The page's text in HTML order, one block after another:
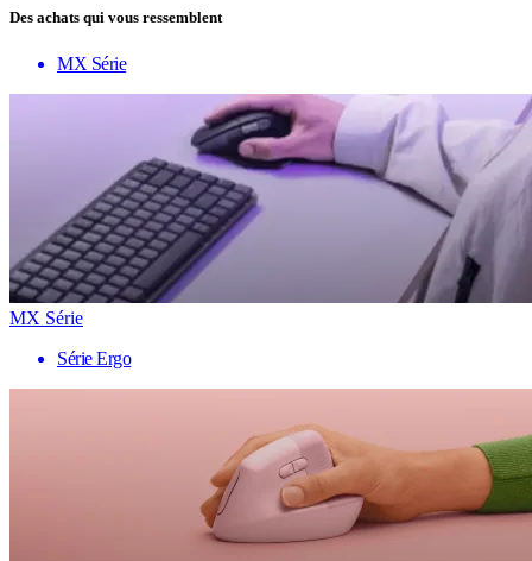
Des achats qui vous ressemblent
MX Série
MX Série
Série Ergo